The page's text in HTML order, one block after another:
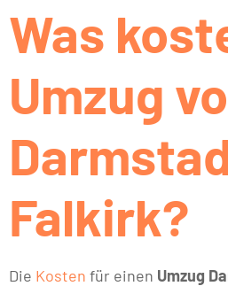
Was
Umzug
Falkirk?
Die Kosten für einen Umzug